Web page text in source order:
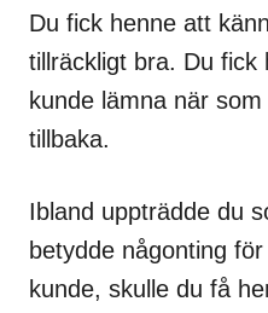
Du fick henne att
tillräckligt bra. Du fick
kunde lämna när
tillbaka.
Ibland uppträdde du
betydde någonting
kunde, skulle du få